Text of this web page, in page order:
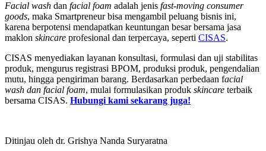
Facial wash dan facial foam adalah jenis fast-moving consumer
goods, maka Smartpreneur bisa mengambil peluang bisnis ini,
karena berpotensi mendapatkan keuntungan besar bersama jasa
maklon skincare profesional dan terpercaya, seperti CISAS.
CISAS menyediakan layanan konsultasi, formulasi dan uji stabilitas
produk, mengurus registrasi BPOM, produksi produk, pengendalian
mutu, hingga pengiriman barang. Berdasarkan perbedaan facial
wash dan facial foam, mulai formulasikan produk skincare terbaik
bersama CISAS. Hubungi kami sekarang juga!
Ditinjau oleh dr. Grishya Nanda Suryaratna